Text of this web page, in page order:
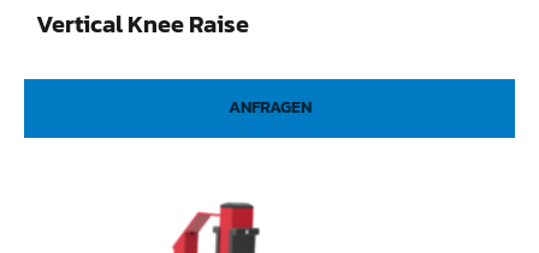
Vertical Knee Raise
ANFRAGEN